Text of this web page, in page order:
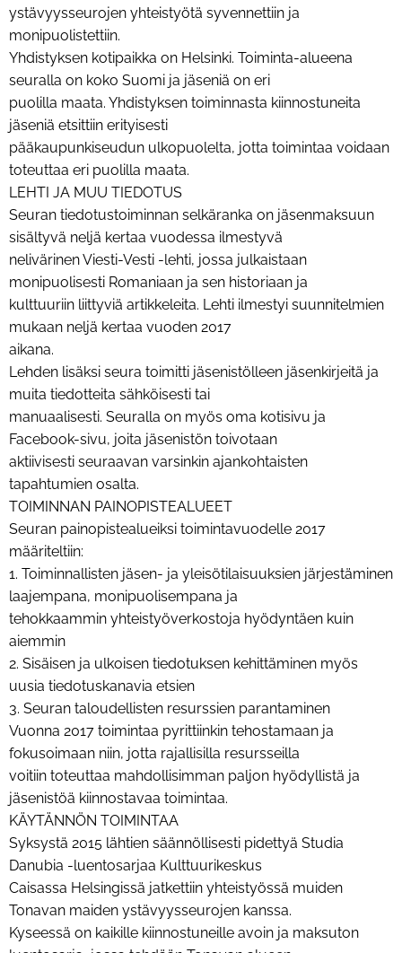
ystävyysseurojen yhteistyötä syvennettiin ja
monipuolistettiin.
Yhdistyksen kotipaikka on Helsinki. Toiminta-alueena
seuralla on koko Suomi ja jäseniä on eri
puolilla maata. Yhdistyksen toiminnasta kiinnostuneita
jäseniä etsittiin erityisesti
pääkaupunkiseudun ulkopuolelta, jotta toimintaa voidaan
toteuttaa eri puolilla maata.
LEHTI JA MUU TIEDOTUS
Seuran tiedotustoiminnan selkäranka on jäsenmaksuun
sisältyvä neljä kertaa vuodessa ilmestyvä
nelivärinen Viesti-Vesti -lehti, jossa julkaistaan
monipuolisesti Romaniaan ja sen historiaan ja
kulttuuriin liittyviä artikkeleita. Lehti ilmestyi suunnitelmien
mukaan neljä kertaa vuoden 2017
aikana.
Lehden lisäksi seura toimitti jäsenistölleen jäsenkirjeitä ja
muita tiedotteita sähköisesti tai
manuaalisesti. Seuralla on myös oma kotisivu ja
Facebook-sivu, joita jäsenistön toivotaan
aktiivisesti seuraavan varsinkin ajankohtaisten
tapahtumien osalta.
TOIMINNAN PAINOPISTEALUEET
Seuran painopistealueiksi toimintavuodelle 2017
määriteltiin:
1. Toiminnallisten jäsen- ja yleisötilaisuuksien järjestäminen
laajempana, monipuolisempana ja
tehokkaammin yhteistyöverkostoja hyödyntäen kuin
aiemmin
2. Sisäisen ja ulkoisen tiedotuksen kehittäminen myös
uusia tiedotuskanavia etsien
3. Seuran taloudellisten resurssien parantaminen
Vuonna 2017 toimintaa pyrittiinkin tehostamaan ja
fokusoimaan niin, jotta rajallisilla resursseilla
voitiin toteuttaa mahdollisimman paljon hyödyllistä ja
jäsenistöä kiinnostavaa toimintaa.
KÄYTÄNNÖN TOIMINTAA
Syksystä 2015 lähtien säännöllisesti pidettyä Studia
Danubia -luentosarjaa Kulttuurikeskus
Caisassa Helsingissä jatkettiin yhteistyössä muiden
Tonavan maiden ystävyysseurojen kanssa.
Kyseessä on kaikille kiinnostuneille avoin ja maksuton